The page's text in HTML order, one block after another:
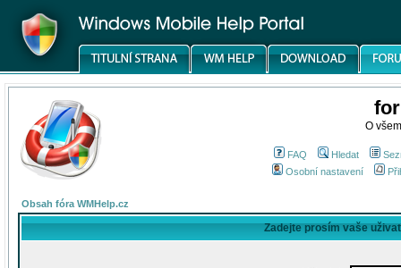
O
FAQ Hledat
Osobní nastavení
Obsah fóra WMHelp.cz
Zadejte prosím vaše